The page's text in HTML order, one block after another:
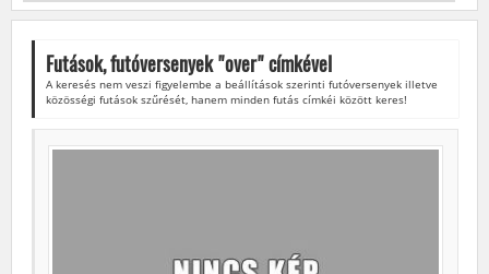
Futások, futóversenyek "over" címkével
A keresés nem veszi figyelembe a beállítások szerinti futóversenyek illetve
közösségi futások szűrését, hanem minden futás címkéi között keres!